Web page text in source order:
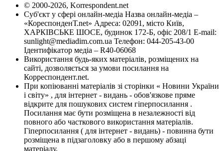
© 2000-2026, Korrespondent.net
Суб'єкт у сфері онлайн-медіа Назва онлайн-медіа –
«КореспонденТ.net» Адреса: 02091, місто Київ,
ХАРКІВСЬКЕ ШОСЕ, будинок 172-Б, офіс 208/1 E-mail:
sunlight@mediadim.com.ua Телефон: 044-205-43-00
Ідентифікатор медіа – R40-06068
Використання будь-яких матеріалів, розміщених на
сайті, дозволяється за умови посилання на
Корреспондент.net.
При копіюванні матеріалів зі сторінки « Новини України
і світу» , для інтернет - видань - обов'язкове пряме
відкрите для пошукових систем гіперпосилання .
Посилання має бути розміщена в незалежності від
повного або часткового використання матеріалів.
Гіперпосилання ( для інтернет - видань) - повинна бути
розміщена в підзаголовку або в першому абзаці
матеріалу.